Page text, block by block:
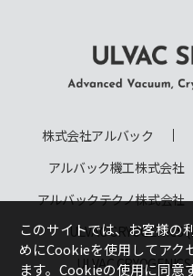
Vacuum,
Equipment
株式会社アルバック
アルバック機工株式会社
アルバックテクノ株式会社
ULVAC
ULVAC
このサイトでは、お客様の
めにCookieを使用してアク
ます。Cookieの使用に同意